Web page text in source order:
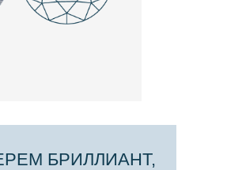
БРИЛЛИАНТ,